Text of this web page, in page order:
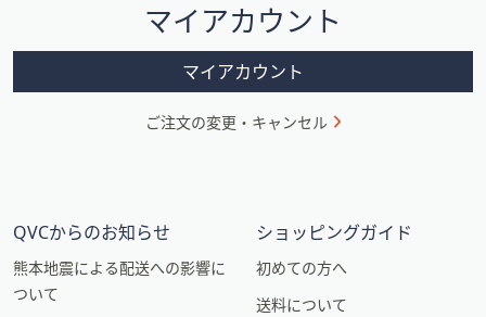
ン
マイアカウント
マイアカウント
ご注文の変更・キャンセル
QVCからのお知らせ
熊本地震による配送への影響に
ついて
ショッピングガイド
初めての方へ
送料について